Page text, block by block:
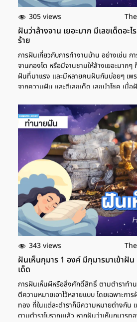
305 views
ฝันว่าล้างจาน เยอะมาก มีเลขเด็ดอะ
ร้าย
การฝันเกี่ยวกับการทำงานบ้าน อย่างเช่น ก
จานกองโต หรือมีจานชามให้ล้างเยอะมาก
ฝันที่มาแรง และมีหลายคนฝันกันบ่อยๆ เพ
จากความฝัน และตีเลขเด็ด เลขนำโชค เมื่อ
โชค ฝันว่าล้างจาน กองใหญ่มาก ความหมา
กองโต ได้ล้างจานกองใหญ่มากๆ ตามตำร
การประสบความสำเร็จในชีวิต ที่หากใครตั้งคว
โอกาสที่จะสมหวัง และบางคนยังมีเกณฑ์จ
มิตรสหาย ส่วนใครที่อยู่ในช่วงประเมินการ
ตำแหน่ง เลขเด็ด ฝันว่าล้างจานบ้านคนอื่น
บ้านคนอื่น มีจานชามให้ล้างเยอะมาก ตาม
เจอกับความสุขทางการ สุขภาพจะแข็งแรง
หายจากอาการป่วย ส่วนเรื่องการเงินก็จะดี
หมั่นเก็บหอมรอมริบร่วมด้วย ใครอยากทำอ
สำเร็จ ได้รับผลที่มุ่งหมายเอาไว้ ส่วนโชคจ
เพื่อนฝูง เลขเด็ด ฝันว่าทำจานแตก หรือหา
ทำจานหล่น ตามตำราทำนายความฝัน หมา
สำเร็จจากสิ่งที่รอคอยมานาน เช่น หากรอง
ทำงาน แต่ช่วงนี้เป็นช่วงที่ต้องระมัดระวังเรื่อ
คนใกล้ตัว รวมถึงคนในครอบครัว เพราะอา
ปลายได้ และการฝันว่าทำจานแตก […]
343 views
ฝันเห็นกุมาร 1 องค์ มีกุมารมาเข้าฝัน
เด็ด
การฝันเห็นผีหรือสิ่งศักดิ์สิทธิ์ ตามตำราทำ
ตีความหมายเอาไว้หลายแบบ โดยเฉพาะกา
ทอง ที่ในแต่ละตำราก็มีความหมายต่างกัน
ตามตำราโบราณแล้ว หากฝันว่าเห็นกุมารท